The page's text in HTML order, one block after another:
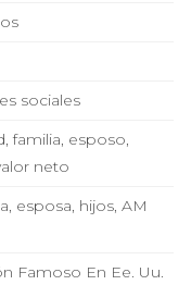
sociales
familia, esposo,
neto
esposa, hijos, AM
Famoso En Ee. Uu.